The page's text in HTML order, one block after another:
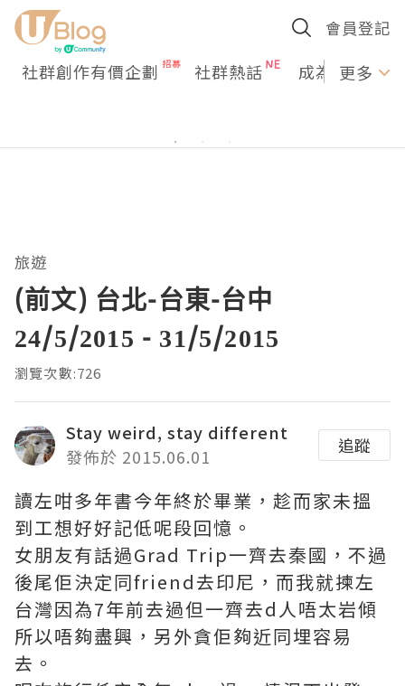
會員登記
社群創作有價企劃 社群熱話 成為U更多
旅遊
(前文) 台北-台東-台中
24/5/2015 - 31/5/2015
瀏覽次數:726
Stay weird, stay different
發佈於 2015.06.01
追蹤
讀左咁多年書今年終於畢業，趁而家未搵
到工想好好記低呢段回憶。
女朋友有話過Grad Trip一齊去秦國，不過
後尾佢決定同friend去印尼，而我就揀左
台灣因為7年前去過但一齊去d人唔太岩傾
所以唔夠盡興，另外貪佢夠近同埋容易
去。